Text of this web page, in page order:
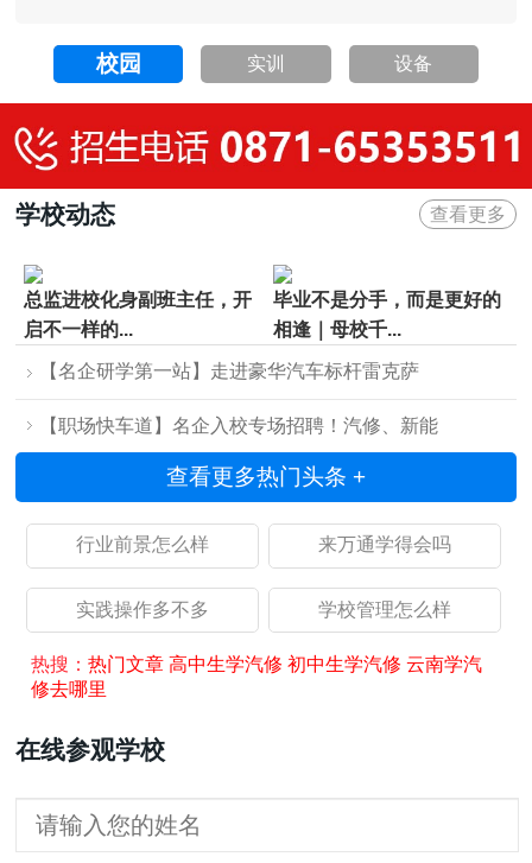
校园 实训 设备
学校动态 查看更多
总监进校化身副班主任，开
启不一样的...
毕业不是分手，而是更好的
相逢｜母校千...
【名企研学第一站】走进豪华汽车标杆雷克萨
【职场快车道】名企入校专场招聘！汽修、新能
查看更多热门头条 +
行业前景怎么样 来万通学得会吗
实践操作多不多 学校管理怎么样
热搜：热门文章 高中生学汽修 初中生学汽修 云南学汽
修去哪里
在线参观学校